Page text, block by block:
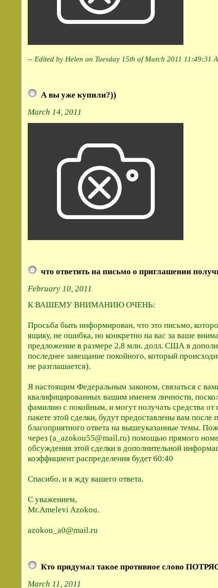
-- Edited by Helen on Tuesday 15th of March 2011 11:49:31
А вы уже купили?))
March 14, 2011
что ответить на письмо о приглашении
February 10, 2011
К ВАШЕМУ ВНИМАНИЮ ОЧЕНЬ:
Просьба быть информирован, что это письмо,
ящику, не ошибка, но конкретно на вас за ваше
предложение в размере 2,8 млн. долл. США в
последнее завещание покойного, который
не разглашается).
Я настоящим Федеральным законом, связаться с
квалифицированных вашим именем личности,
фамилию с покойным, и могут получать средства
пакете этой сделки, будут предоставлены вам после
благоприятного ответа на вышеуказанные темы.
через (a_azokou55@mail.ru) помощью прямого
обсуждения этой сделки в дополнительной
коэффициент распределения будет 60:40
Спасибо, и я жду вашего ответа.
С уважением,
Mr.Amelevi Azokou.
azokou_a0@mail.ru
Кто придумал такое противное слово
March 11, 2011